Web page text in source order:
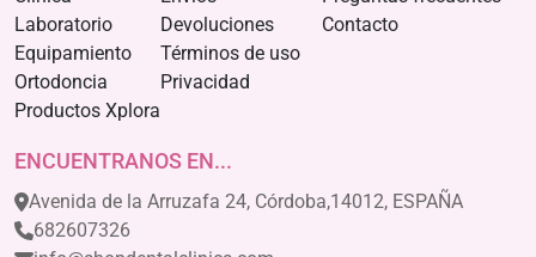
Laboratorio
Equipamiento
Ortodoncia
Productos Xplora
Devoluciones
Términos de uso
Privacidad
Contacto
ENCUENTRANOS EN...
Avenida de la Arruzafa 24, Córdoba,14012, ESPAÑA
682607326